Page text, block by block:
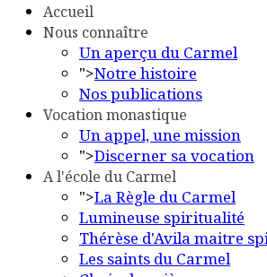
Accueil
Nous connaître
Un aperçu du Carmel
">Notre histoire
Nos publications
Vocation monastique
Un appel, une mission
">Discerner sa vocation
A l'école du Carmel
">La Règle du Carmel
Lumineuse spiritualité
Thérèse d'Avila maitre
Les saints du Carmel